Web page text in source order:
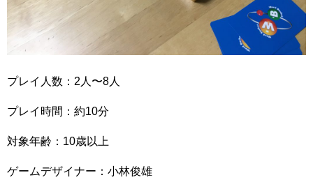
プレイ人数：2人〜8人
プレイ時間：約10分
対象年齢：10歳以上
ゲームデザイナー：小林俊雄